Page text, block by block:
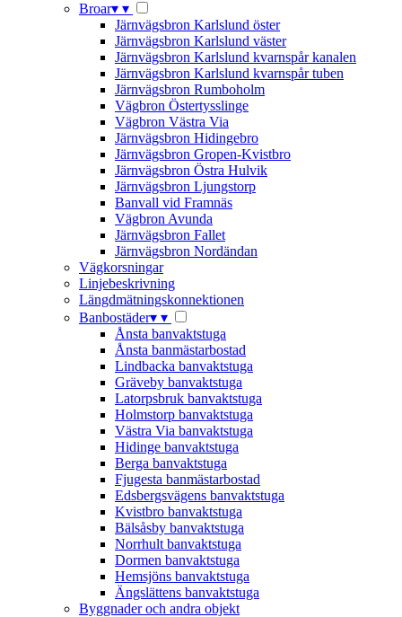
Broar▾ ▾
Järnvägsbron Karlslund öster
Järnvägsbron Karlslund väster
Järnvägsbron Karlslund kvarnspår kanalen
Järnvägsbron Karlslund kvarnspår tuben
Järnvägsbron Rumboholm
Vägbron Östertysslinge
Vägbron Västra Via
Järnvägsbron Hidingebro
Järnvägsbron Gropen-Kvistbro
Järnvägsbron Östra Hulvik
Järnvägsbron Ljungstorp
Banvall vid Framnäs
Vägbron Avunda
Järnvägsbron Fallet
Järnvägsbron Nordändan
Vägkorsningar
Linjebeskrivning
Längdmätningskonnektionen
Banbostäder▾ ▾
Ånsta banvaktstuga
Ånsta banmästarbostad
Lindbacka banvaktstuga
Gräveby banvaktstuga
Latorpsbruk banvaktstuga
Holmstorp banvaktstuga
Västra Via banvaktstuga
Hidinge banvaktstuga
Berga banvaktstuga
Fjugesta banmästarbostad
Edsbergsvägens banvaktstuga
Kvistbro banvaktstuga
Bälsåsby banvaktstuga
Norrhult banvaktstuga
Dormen banvaktstuga
Hemsjöns banvaktstuga
Ängslättens banvaktstuga
Byggnader och andra objekt